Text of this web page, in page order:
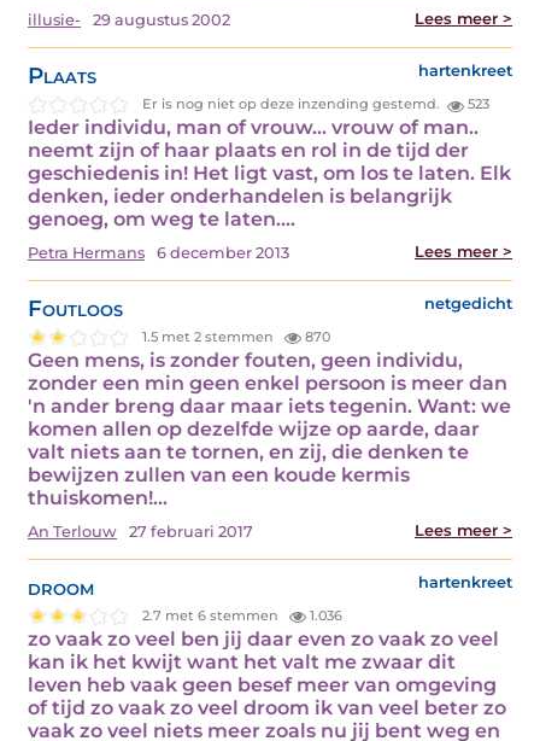
illusie- 29 augustus 2002 Lees meer >
Plaats hartenkreet
Er is nog niet op deze inzending gestemd. 523
Ieder individu, man of vrouw... vrouw of man..
neemt zijn of haar plaats en rol in de tijd der
geschiedenis in! Het ligt vast, om los te laten. Elk
denken, ieder onderhandelen is belangrijk
genoeg, om weg te laten.…
Petra Hermans 6 december 2013 Lees meer >
Foutloos netgedicht
1.5 met 2 stemmen 870
Geen mens, is zonder fouten, geen individu,
zonder een min geen enkel persoon is meer dan
'n ander breng daar maar iets tegenin. Want: we
komen allen op dezelfde wijze op aarde, daar
valt niets aan te tornen, en zij, die denken te
bewijzen zullen van een koude kermis
thuiskomen!…
An Terlouw 27 februari 2017 Lees meer >
droom hartenkreet
2.7 met 6 stemmen 1.036
zo vaak zo veel ben jij daar even zo vaak zo veel
kan ik het kwijt want het valt me zwaar dit
leven heb vaak geen besef meer van omgeving
of tijd zo vaak zo veel droom ik van veel beter zo
vaak zo veel niets meer zoals nu jij bent weg en